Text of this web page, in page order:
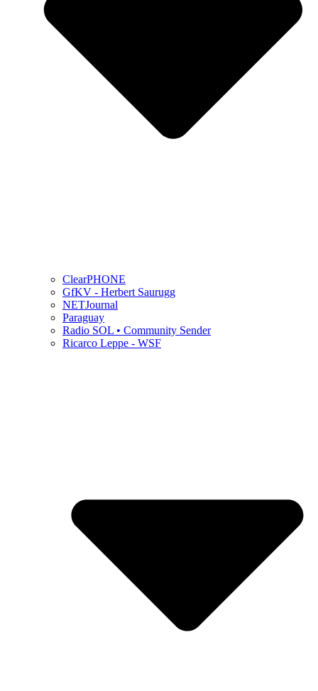
ClearPHONE
GfKV - Herbert Saurugg
NETJournal
Paraguay
Radio SOL • Community Sender
Ricarco Leppe - WSF